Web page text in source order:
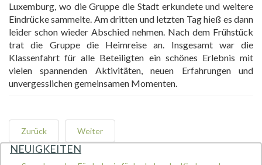
Luxemburg, wo die Gruppe die Stadt erkundete und weitere
Eindrücke sammelte. Am dritten und letzten Tag hieß es dann
leider schon wieder Abschied nehmen. Nach dem Frühstück
trat die Gruppe die Heimreise an. Insgesamt war die
Klassenfahrt für alle Beteiligten ein schönes Erlebnis mit
vielen spannenden Aktivitäten, neuen Erfahrungen und
unvergesslichen gemeinsamen Momenten.
Zurück Weiter
NEUIGKEITEN